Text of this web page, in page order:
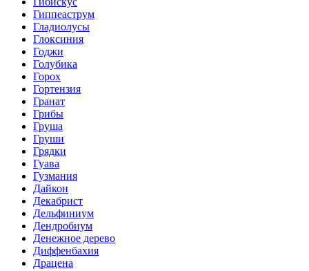
Гиппеаструм
Гладиолусы
Глоксиния
Годжи
Голубика
Горох
Гортензия
Гранат
Грибы
Груша
Груши
Грядки
Гуава
Гузмания
Дайкон
Декабрист
Дельфиниум
Дендробиум
Денежное дерево
Диффенбахия
Драцена